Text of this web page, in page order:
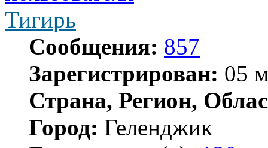
Тигирь
Сообщения: 857
Зарегистрирован: 05
Страна, Регион,
Город: Геленджик